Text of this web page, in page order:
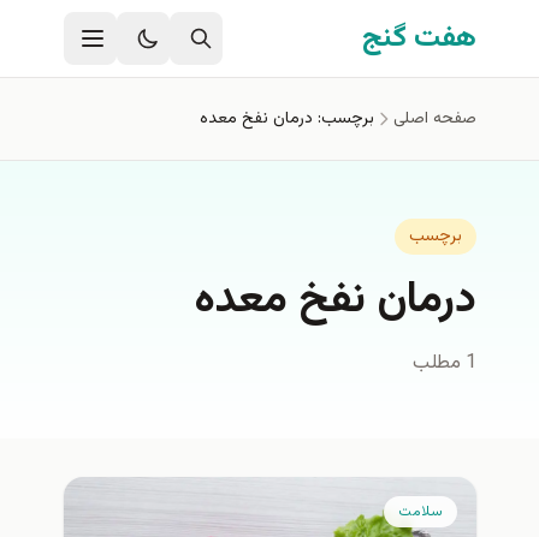
رفتن به محتوای اصلی
هفت گنج
صفحه اصلی برچسب: درمان نفخ معده
برچسب
درمان نفخ معده
1 مطلب
سلامت